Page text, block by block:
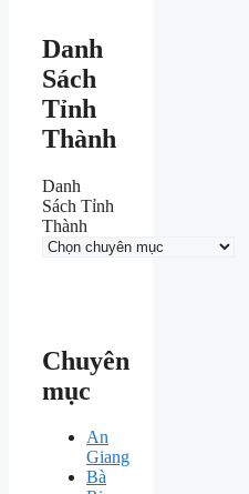
Danh
Sách
Tỉnh
Thành
Danh
Sách Tỉnh
Thành
Chuyên
mục
An
Giang
Bà